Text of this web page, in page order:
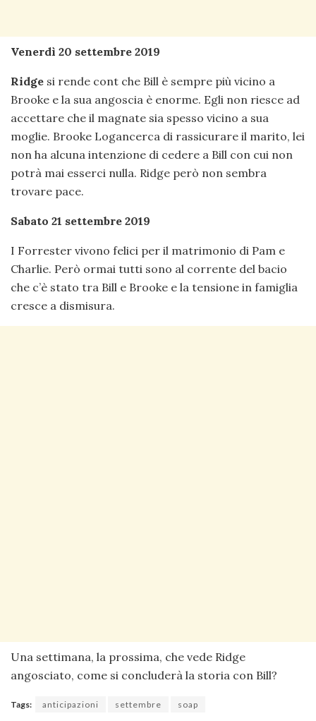
Venerdì 20 settembre 2019
Ridge si rende cont che Bill è sempre più vicino a
Brooke e la sua angoscia è enorme. Egli non riesce ad
accettare che il magnate sia spesso vicino a sua
moglie. Brooke Logancerca di rassicurare il marito, lei
non ha alcuna intenzione di cedere a Bill con cui non
potrà mai esserci nulla. Ridge però non sembra
trovare pace.
Sabato 21 settembre 2019
I Forrester vivono felici per il matrimonio di Pam e
Charlie. Però ormai tutti sono al corrente del bacio
che c’è stato tra Bill e Brooke e la tensione in famiglia
cresce a dismisura.
Una settimana, la prossima, che vede Ridge
angosciato, come si concluderà la storia con Bill?
Tags: anticipazioni settembre soap